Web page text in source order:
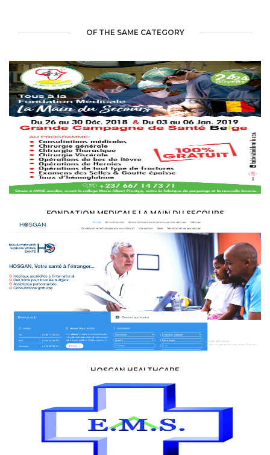
OF THE SAME CATEGORY
FONDATION MEDICALE LA MAIN DU SECOURS
HEALTH, MEDICAL, PARAMEDICAL /MEDICAL CENTERS - CLINICS
HOSGAN HEALTHCARE
HEALTH, MEDICAL, PARAMEDICAL /MEDICAL CENTERS - CLINICS